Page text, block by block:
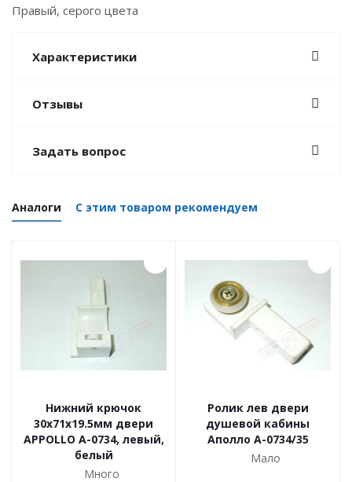
Правый, серого цвета
Характеристики
Отзывы
Задать вопрос
Аналоги С этим товаром рекомендуем
Нижний крючок
30х71х19.5мм двери
APPOLLO A-0734, левый,
белый
Много
Ролик лев двери
душевой кабины
Аполло A-0734/35
Мало